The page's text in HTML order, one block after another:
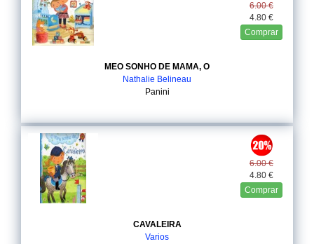
6.00 €
4.80 €
Comprar
MEO SONHO DE MAMA, O
Nathalie Belineau
Panini
6.00 €
4.80 €
Comprar
CAVALEIRA
Varios